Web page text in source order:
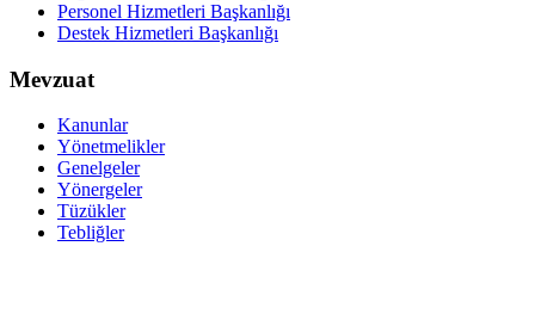
Personel Hizmetleri Başkanlığı
Destek Hizmetleri Başkanlığı
Mevzuat
Kanunlar
Yönetmelikler
Genelgeler
Yönergeler
Tüzükler
Tebliğler